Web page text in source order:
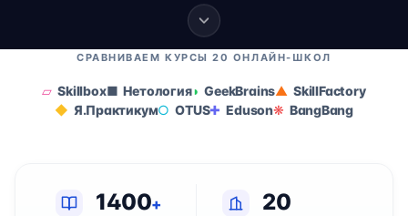
СРАВНИВАЕМ КУРСЫ 20 ОНЛАЙН-ШКОЛ
Skillbox Нетология GeekBrains
SkillFactory
Я.Практикум
OTUS Eduson BangBang
1400+ 20